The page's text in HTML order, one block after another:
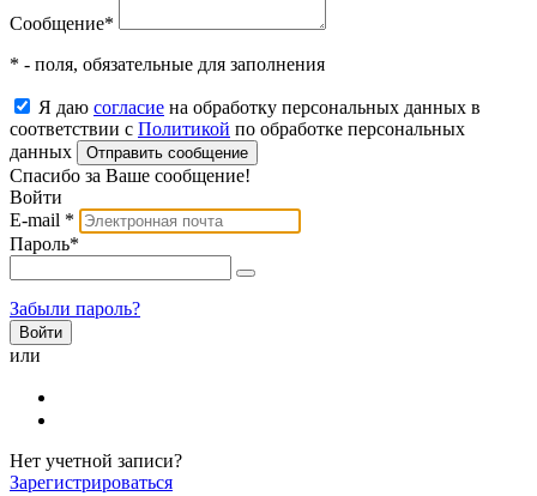
Сообщение*
* - поля, обязательные для заполнения
Я даю согласие на обработку персональных данных в
соответствии с Политикой по обработке персональных
данных
Отправить сообщение
Спасибо за Ваше сообщение!
Войти
E-mail *
Пароль*
Забыли пароль?
или
Нет учетной записи?
Зарегистрироваться